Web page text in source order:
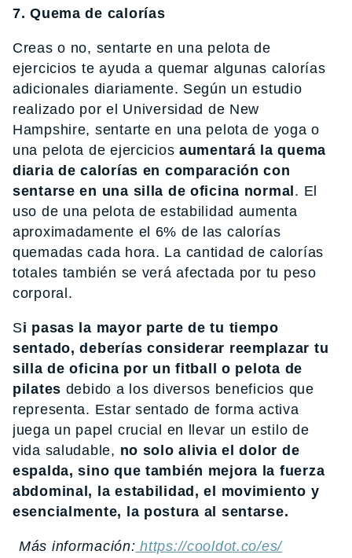
7. Quema de calorías
Creas o no, sentarte en una pelota de
ejercicios te ayuda a quemar algunas calorías
adicionales diariamente. Según un estudio
realizado por el Universidad de New
Hampshire, sentarte en una pelota de yoga o
una pelota de ejercicios aumentará la quema
diaria de calorías en comparación con
sentarse en una silla de oficina normal. El
uso de una pelota de estabilidad aumenta
aproximadamente el 6% de las calorías
quemadas cada hora. La cantidad de calorías
totales también se verá afectada por tu peso
corporal.
Si pasas la mayor parte de tu tiempo
sentado, deberías considerar reemplazar tu
silla de oficina por un fitball o pelota de
pilates debido a los diversos beneficios que
representa. Estar sentado de forma activa
juega un papel crucial en llevar un estilo de
vida saludable, no solo alivia el dolor de
espalda, sino que también mejora la fuerza
abdominal, la estabilidad, el movimiento y
esencialmente, la postura al sentarse.
Más información: https://cooldot.co/es/